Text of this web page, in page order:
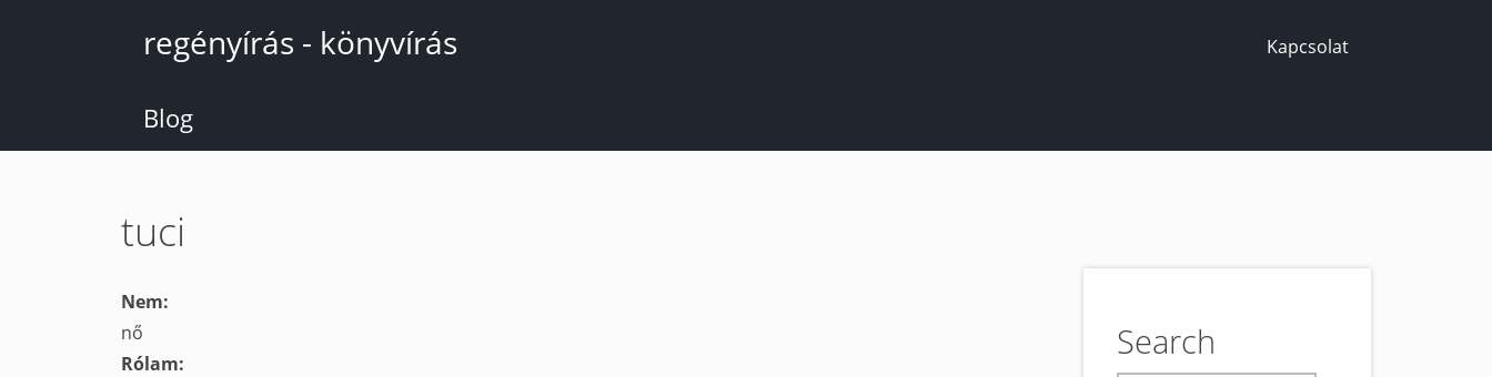
regényírás - könyvírás Kapcsolat
Blog
tuci
Nem:
nő
Rólam:
Search